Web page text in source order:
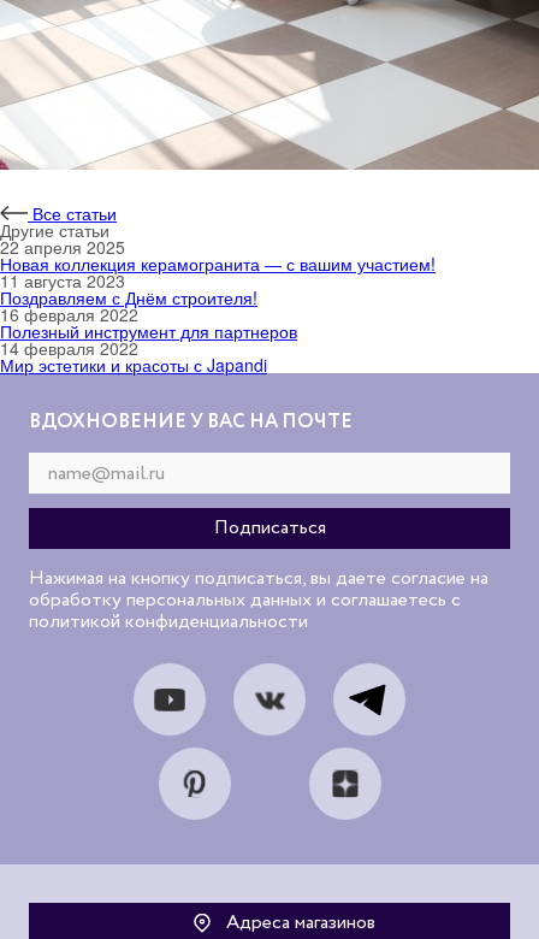
Все статьи
Другие статьи
22 апреля 2025
Новая коллекция керамогранита — с вашим участием!
11 августа 2023
Поздравляем с Днём строителя!
16 февраля 2022
Полезный инструмент для партнеров
14 февраля 2022
Мир эстетики и красоты с Japandi
ВДОХНОВЕНИЕ У ВАС НА ПОЧТЕ
Нажимая на кнопку подписаться, вы даете согласие на
обработку персональных данных и соглашаетесь с
политикой конфиденциальности
Адреса магазинов